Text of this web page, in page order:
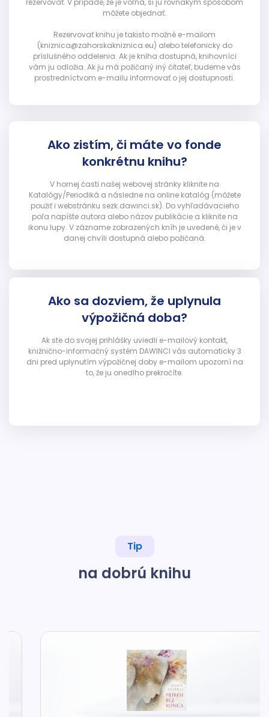
rezervovať. V prípade, že je voľná, si ju rovnakým spôsobom
môžete objednať.
Rezervovať knihu je takisto možné e-mailom
(kniznica@zahorskakniznica.eu) alebo telefonicky do
príslušného oddelenia. Ak je kniha dostupná, knihovníci
vám ju odložia. Ak ju má požičaný iný čitateľ, budeme vás
prostredníctvom e-mailu informovať o jej dostupnosti.
Ako zistím, či máte vo fonde
konkrétnu knihu?
V hornej časti našej webovej stránky kliknite na
Katalógy/Periodiká a následne na online katalóg (môžete
použiť i webstránku sezk.dawinci.sk). Do vyhľadávacieho
poľa napíšte autora alebo názov publikácie a kliknite na
ikonu lupy. V zázname zobrazených kníh je uvedené, či je v
danej chvíli dostupná alebo požičaná.
Ako sa dozviem, že uplynula
výpožičná doba?
Ak ste do svojej prihlášky uviedli e-mailový kontakt,
knižnično-informačný systém DAWINCI vás automaticky 3
dni pred uplynutím výpožičnej doby e-mailom upozorní na
to, že ju onedlho prekročíte.
Tip
na dobrú knihu